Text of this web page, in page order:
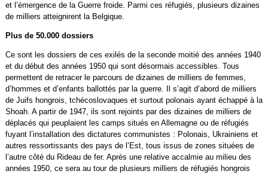
et l’émergence de la Guerre froide. Parmi ces réfugiés, plusieurs dizaines
de milliers atteignirent la Belgique.
Plus de 50.000 dossiers
Ce sont les dossiers de ces exilés de la seconde moitié des années 1940
et du début des années 1950 qui sont désormais accessibles. Tous
permettent de retracer le parcours de dizaines de milliers de femmes,
d’hommes et d’enfants ballottés par la guerre. Il s’agit d’abord de milliers
de Juifs hongrois, tchécoslovaques et surtout polonais ayant échappé à la
Shoah. A partir de 1947, ils sont rejoints par des dizaines de milliers de
déplacés qui peuplaient les camps situés en Allemagne ou de réfugiés
fuyant l’installation des dictatures communistes : Polonais, Ukrainiens et
autres ressortissants des pays de l’Est, tous issus de zones situées de
l’autre côté du Rideau de fer. Après une relative accalmie au milieu des
années 1950, ce sera au tour de plusieurs milliers de réfugiés hongrois